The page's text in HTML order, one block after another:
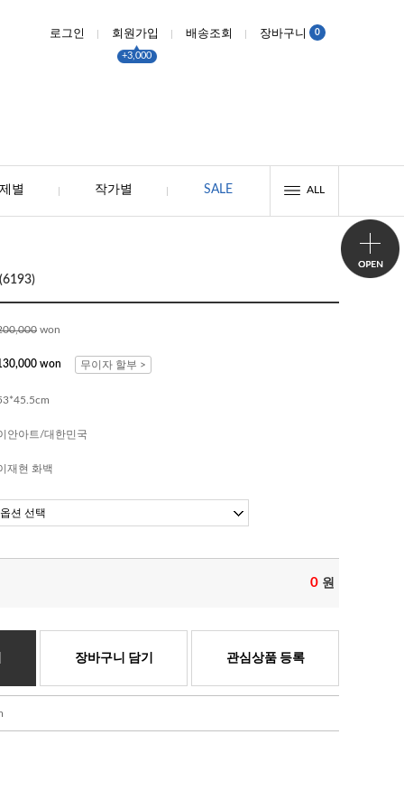
로그인 회원가입
+3,000
배송조회 장바구니 0
별 작가별 SALE ALL
won
won 무이자 할부 >
안아트/대한민국
재현 화백
0 원
장바구니 담기 관심상품 등록